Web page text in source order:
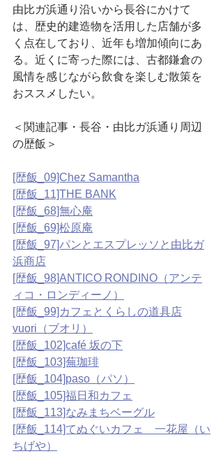
由比ガ浜通り沿いから長谷にかけて
は、歴史的建造物を活用した店舗が多
く点在しており、近年も増加傾向にあ
る。近くに寄った際には、古都鎌倉の
風情を感じながら飲食を楽しむ散策を
おススメしたい。
＜関連記事・長谷・由比ガ浜通り周辺
の歴飯＞
[歴飯_09]Chez Samantha
[歴飯_11]THE BANK
[歴飯_68]無心庵
[歴飯_69]松原庵
[歴飯_97]パンとエスプレッソと由比ガ
浜商店
[歴飯_98]ANTICO RONDINO（アンテ
ィコ・ロンディーノ）
[歴飯_99]カフェとくらしの道具店
vuori（ブオリ）
[歴飯_102]café 坂の下
[歴飯_103]蕪珈琲
[歴飯_104]paso（パソ）
[歴飯_105]福日和カフェ
[歴飯_113]なみまちベーグル
[歴飯_114]てぬぐいカフェ　一花屋（い
ちげや）